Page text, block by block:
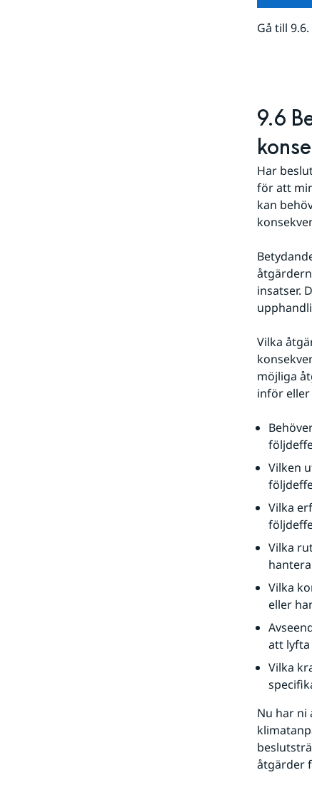
Gå till 9.6.
9.6
Har
för att
kan
insatser.
Vilka
möjliga
inför
Vilken
Vilka
Vilka
Vilka
eller
att
Vilka
Nu har ni
åtgärder